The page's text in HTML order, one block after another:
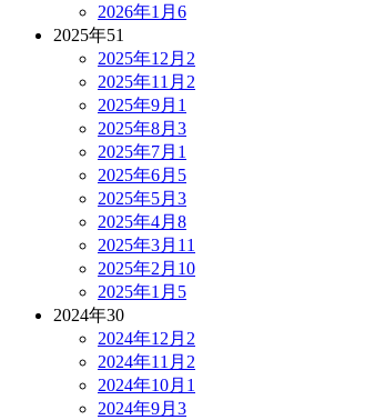
2026年1月 6
2025年51
2025年12月 2
2025年11月 2
2025年9月 1
2025年8月 3
2025年7月 1
2025年6月 5
2025年5月 3
2025年4月 8
2025年3月 11
2025年2月 10
2025年1月 5
2024年30
2024年12月 2
2024年11月 2
2024年10月 1
2024年9月 3